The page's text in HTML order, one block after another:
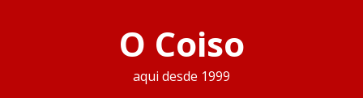
O Coiso
aqui desde 1999